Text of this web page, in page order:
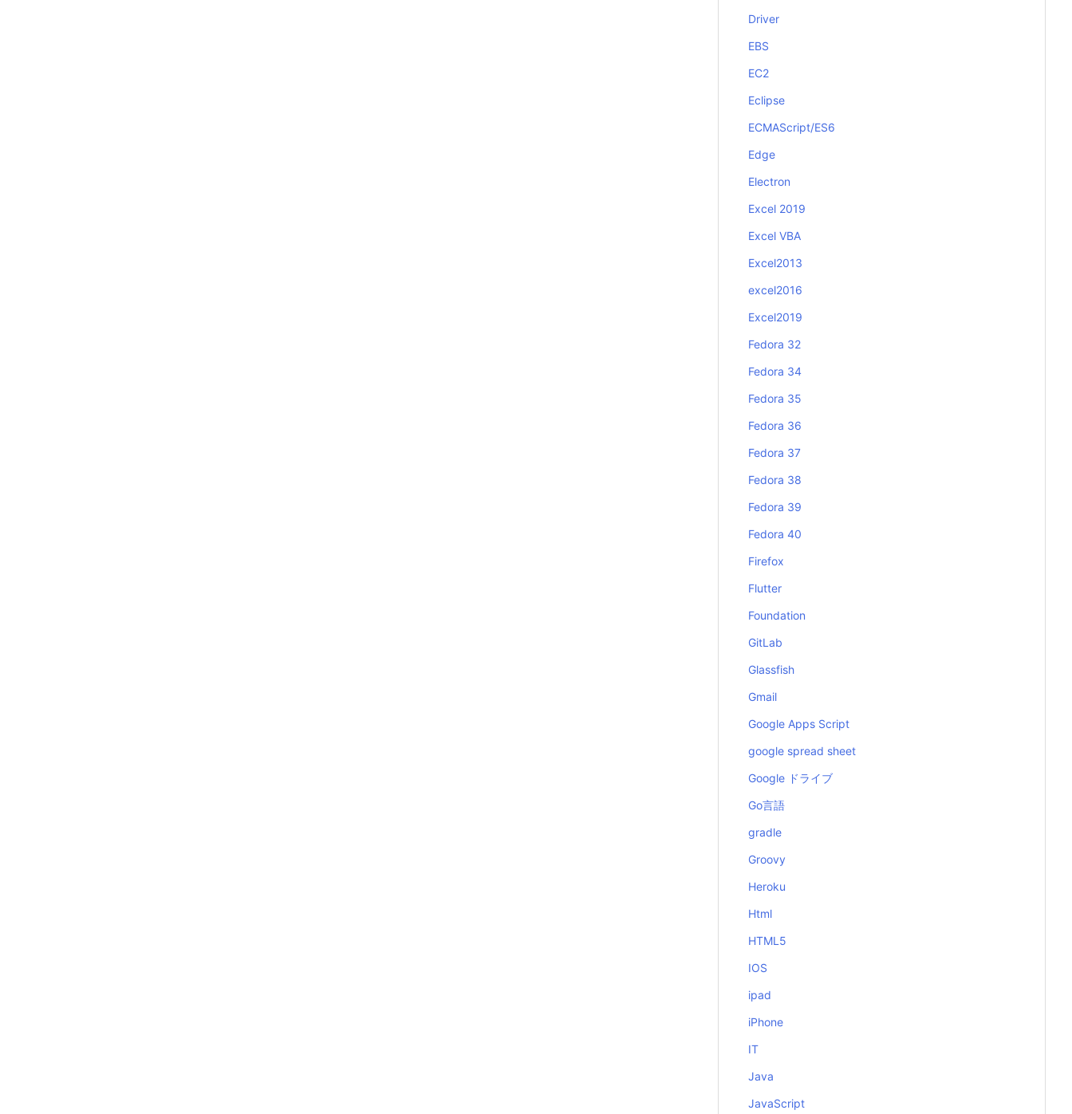
Driver
EBS
EC2
Eclipse
ECMAScript/ES6
Edge
Electron
Excel 2019
Excel VBA
Excel2013
excel2016
Excel2019
Fedora 32
Fedora 34
Fedora 35
Fedora 36
Fedora 37
Fedora 38
Fedora 39
Fedora 40
Firefox
Flutter
Foundation
GitLab
Glassfish
Gmail
Google Apps Script
google spread sheet
Google ドライブ
Go言語
gradle
Groovy
Heroku
Html
HTML5
IOS
ipad
iPhone
IT
Java
JavaScript